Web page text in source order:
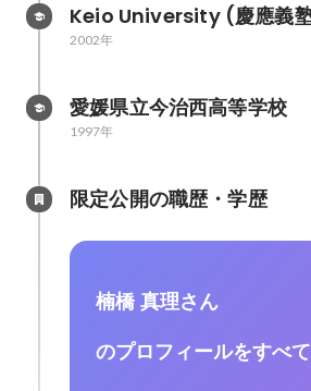
Keio University (慶應義
2002年
愛媛県立今治西高等学校
1997年
限定公開の職歴・学歴
楠橋 真理さん
のプロフィールをすべ